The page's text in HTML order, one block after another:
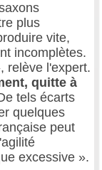
plus
vite,
incomplètes.
relève l'expert.
quitte à
tels écarts
quelques
peut
excessive ».